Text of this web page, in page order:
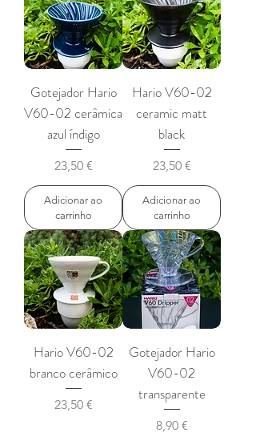
Gotejador Hario
V60-02 cerâmica
azul índigo
Preço
23,50 €
Adicionar ao
carrinho
Hario V60-02
ceramic matt
black
Preço
23,50 €
Adicionar ao
carrinho
Hario V60-02
branco cerâmico
Preço
23,50 €
Gotejador Hario
V60-02
transparente
Preço
8,90 €